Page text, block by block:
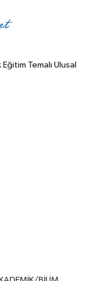
Temalı Ulusal